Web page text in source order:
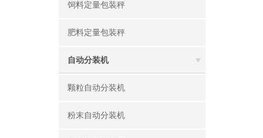
饲料定量包装秤
肥料定量包装秤
自动分装机
颗粒自动分装机
粉末自动分装机